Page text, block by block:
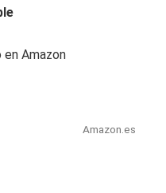
Amazon
Amazon.es